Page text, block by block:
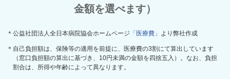
金額を選べます）
＊公益社団法人全日本病院協会ホームページ 「医療費」 より弊社作成
＊自己負担額は、保険等の適用を前提に、医療費の3割にて算出しています
（窓口負担額の算出に基づき、10円未満の金額を四捨五入）。なお、負担
割合は、所得や年齢によって異なります。